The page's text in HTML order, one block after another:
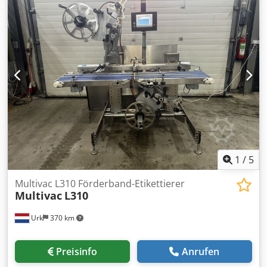
ca. 9m - Durchmesser: 1 Silo 2,4m, 2 Silos je 1,9m
AUSRÜSTUNG: - Spiralen für den Mehltransport
Dcedpfxetuvgys Akrok - Trichter zu Schüssel -
Wasserdosierung - Mischen - Computer, Rezepterfassung
Die Maschine steht in unserem Lager (36-068 Bachórz,
Polen) und kann besichtigt werden. Zahlbare Optionen
verfügbar: Transport / Montage / Inbetriebnahme. Der
angegebene Preis ist netto. WIR SPRECHEN ENGLISCH,
DEUTSCH, FRANZÖSISCH, RUSSISCH, UKRAINISCH.
1 / 5
Urk 370 km
Multivac L310 Förderband-Etikettierer
Multivac L310
Preisinfo Anrufen